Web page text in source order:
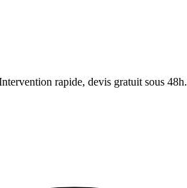
rapide, devis gratuit sous 48h.